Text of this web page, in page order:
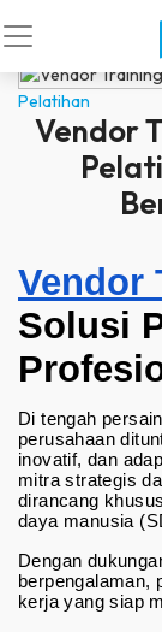
Pelatihan
Vendor
Vendor
Solusi
Di tengah
perusahaan
inovatif, dan
mitra strategis
dirancang
daya manusia
Dengan
berpengalaman,
kerja yang siap